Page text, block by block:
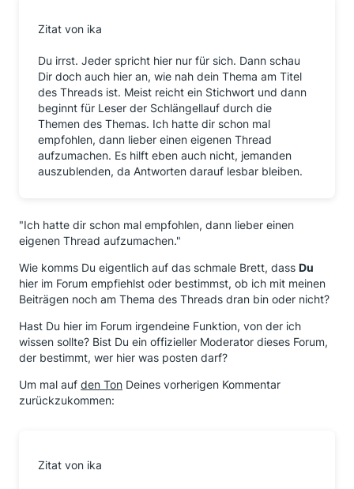
Zitat von ika
Du irrst. Jeder spricht hier nur für sich. Dann schau
Dir doch auch hier an, wie nah dein Thema am Titel
des Threads ist. Meist reicht ein Stichwort und dann
beginnt für Leser der Schlängellauf durch die
Themen des Themas. Ich hatte dir schon mal
empfohlen, dann lieber einen eigenen Thread
aufzumachen. Es hilft eben auch nicht, jemanden
auszublenden, da Antworten darauf lesbar bleiben.
"Ich hatte dir schon mal empfohlen, dann lieber einen
eigenen Thread aufzumachen."
Wie komms Du eigentlich auf das schmale Brett, dass Du
hier im Forum empfiehlst oder bestimmst, ob ich mit meinen
Beiträgen noch am Thema des Threads dran bin oder nicht?
Hast Du hier im Forum irgendeine Funktion, von der ich
wissen sollte? Bist Du ein offizieller Moderator dieses Forum,
der bestimmt, wer hier was posten darf?
Um mal auf den Ton Deines vorherigen Kommentar
zurückzukommen:
Zitat von ika